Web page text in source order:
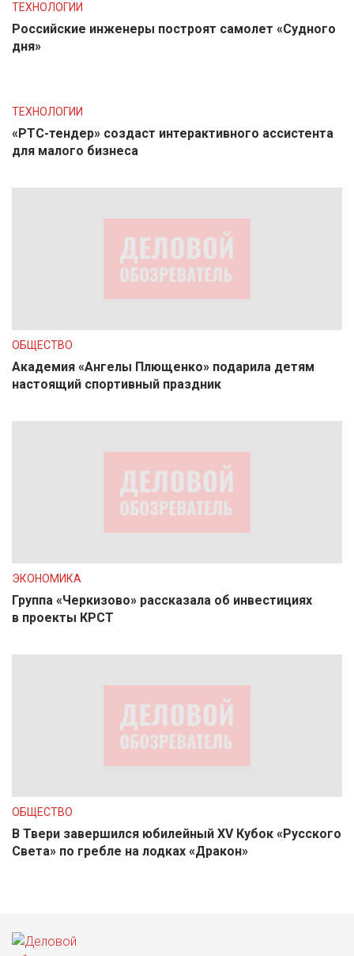
ТЕХНОЛОГИИ
Российские инженеры построят самолет «Судного
дня»
ТЕХНОЛОГИИ
«РТС-тендер» создаст интерактивного ассистента
для малого бизнеса
ОБЩЕСТВО
Академия «Ангелы Плющенко» подарила детям
настоящий спортивный праздник
ЭКОНОМИКА
Группа «Черкизово» рассказала об инвестициях
в проекты КРСТ
ОБЩЕСТВО
В Твери завершился юбилейный XV Кубок «Русского
Света» по гребле на лодках «Дракон»